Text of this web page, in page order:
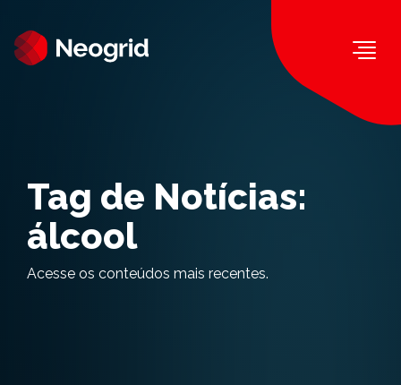
Tag de Notícias:
álcool
Acesse os conteúdos mais recentes.